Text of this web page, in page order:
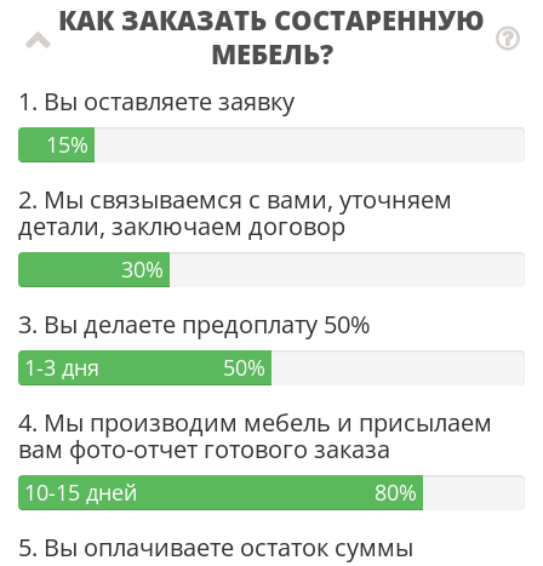
КАК ЗАКАЗАТЬ СОСТАРЕННУЮ
МЕБЕЛЬ?
1. Вы оставляете заявку
15%
2. Мы связываемся с вами, уточняем
детали, заключаем договор
30%
3. Вы делаете предоплату 50%
1-3 дня 50%
4. Мы производим мебель и присылаем
вам фото-отчет готового заказа
10-15 дней 80%
5. Вы оплачиваете остаток суммы